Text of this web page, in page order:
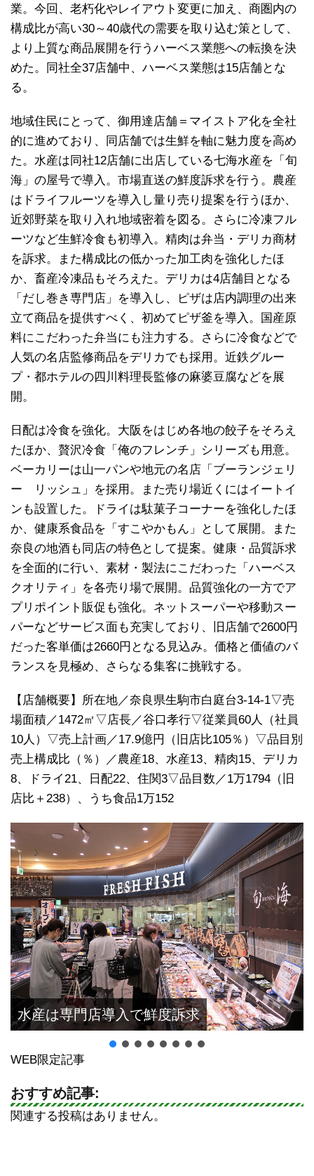
業。今回、老朽化やレイアウト変更に加え、商圏内の
構成比が高い30～40歳代の需要を取り込む策として、
より上質な商品展開を行うハーベス業態への転換を決
めた。同社全37店舗中、ハーベス業態は15店舗とな
る。
地域住民にとって、御用達店舗＝マイストア化を全社
的に進めており、同店舗では生鮮を軸に魅力度を高め
た。水産は同社12店舗に出店している七海水産を「旬
海」の屋号で導入。市場直送の鮮度訴求を行う。農産
はドライフルーツを導入し量り売り提案を行うほか、
近郊野菜を取り入れ地域密着を図る。さらに冷凍フル
ーツなど生鮮冷食も初導入。精肉は弁当・デリカ商材
を訴求。また構成比の低かった加工肉を強化したほ
か、畜産冷凍品もそろえた。デリカは4店舗目となる
「だし巻き専門店」を導入し、ピザは店内調理の出来
立て商品を提供すべく、初めてピザ釜を導入。国産原
料にこだわった弁当にも注力する。さらに冷食などで
人気の名店監修商品をデリカでも採用。近鉄グルー
プ・都ホテルの四川料理長監修の麻婆豆腐などを展
開。
日配は冷食を強化。大阪をはじめ各地の餃子をそろえ
たほか、贅沢冷食「俺のフレンチ」シリーズも用意。
ベーカリーは山一パンや地元の名店「ブーランジェリ
ー リッシュ」を採用。また売り場近くにはイートイ
ンも設置した。ドライは駄菓子コーナーを強化したほ
か、健康系食品を「すこやかもん」として展開。また
奈良の地酒も同店の特色として提案。健康・品質訴求
を全面的に行い、素材・製法にこだわった「ハーベス
クオリティ」を各売り場で展開。品質強化の一方でア
プリポイント販促も強化。ネットスーパーや移動スー
パーなどサービス面も充実しており、旧店舗で2600円
だった客単価は2660円となる見込み。価格と価値のバ
ランスを見極め、さらなる集客に挑戦する。
【店舗概要】所在地／奈良県生駒市白庭台3-14-1▽売
場面積／1472㎡▽店長／谷口孝行▽従業員60人（社員
10人）▽売上計画／17.9億円（旧店比105％）▽品目別
売上構成比（％）／農産18、水産13、精肉15、デリカ
8、ドライ21、日配22、住関3▽品目数／1万1794（旧
店比＋238）、うち食品1万152
水産は専門店導入で鮮度訴求
WEB限定記事
おすすめ記事:
関連する投稿はありません。